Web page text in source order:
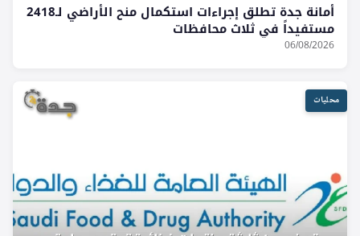
أمانة جدة تطلق إجراءات استكمال منح الأراضي لـ2418
مستفيداً في ثلاث محافظات
06/08/2026
محليات